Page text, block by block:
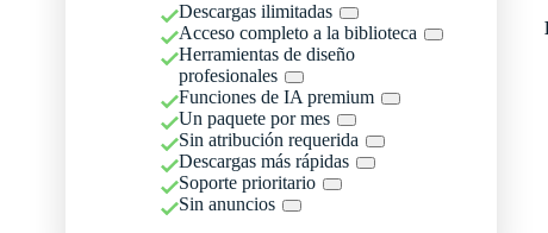
Descargas ilimitadas
Acceso completo a la biblioteca
Herramientas de diseño
profesionales
Funciones de IA premium
Un paquete por mes
Sin atribución requerida
Descargas más rápidas
Soporte prioritario
Sin anuncios